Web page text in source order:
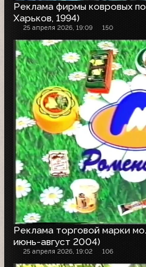
Реклама фирмы ковровых
Харьков, 1994)
25 апреля 2026, 19:09 150
Реклама торговой марки
июнь-август 2004)
25 апреля 2026, 19:02 106